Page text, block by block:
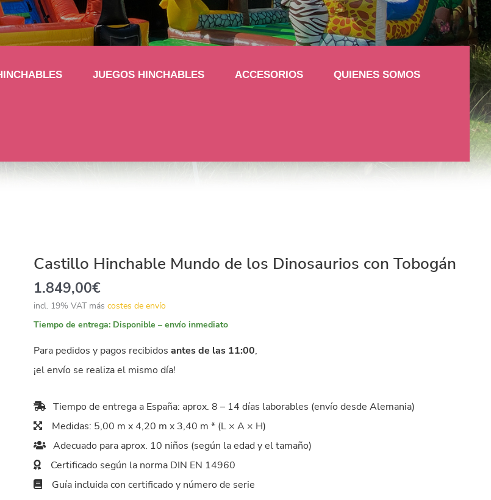
JUEGOS HINCHABLES ACCESORIOS QUIENES SOMOS
Castillo Hinchable Mundo de los Dinosaurios con Tobogán
1.849,00€
incl. 19% VAT más costes de envío
Tiempo de entrega: Disponible – envío inmediato
Para pedidos y pagos recibidos antes de las 11:00,
¡el envío se realiza el mismo día!
Tiempo de entrega a España: aprox. 8 – 14 días laborables (envío desde Alemania)
Medidas: 5,00 m x 4,20 m x 3,40 m * (L × A × H)
Adecuado para aprox. 10 niños (según la edad y el tamaño)
Certificado según la norma DIN EN 14960
Guía incluida con certificado y número de serie